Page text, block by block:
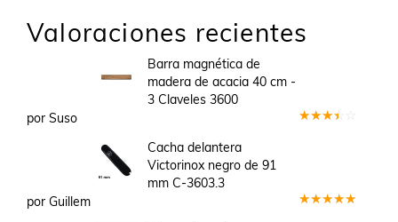
Valoraciones recientes
Barra magnética de
madera de acacia 40 cm -
3 Claveles 3600
por Suso
Cacha delantera
Victorinox negro de 91
mm C-3603.3
por Guillem